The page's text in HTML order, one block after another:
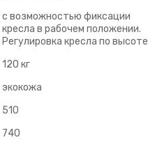
с возможностью фиксации
кресла в рабочем положении.
Регулировка кресла по высоте
120 кг
экокожа
510
740